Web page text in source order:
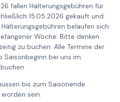
fallen Hälterungsgebühren für
15.05.2026 gekauft und
belaufen sich
Woche. Bitte denken
zu buchen. Alle Termine der
Saisonbeginn bei uns im
bis zum Saisonende
sein.